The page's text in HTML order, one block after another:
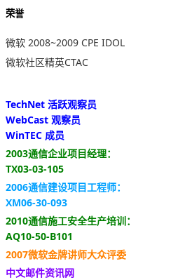
荣誉
微软 2008~2009 CPE IDOL
微软社区精英CTAC
TechNet 活跃观察员
WebCast 观察员
WinTEC 成员
2003通信企业项目经理：
TX03-03-105
2006通信建设项目工程师：
XM06-30-093
2010通信施工安全生产培训：
AQ10-50-B101
2007微软金牌讲师大众评委
中文邮件资讯网